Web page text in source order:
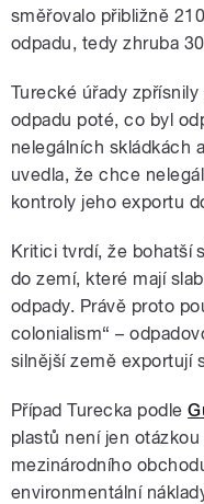
směřovalo přibližně
odpadu, tedy zhruba
Turecké úřady
odpadu poté, co byl
nelegálních skládkách
uvedla, že chce
kontroly jeho exportu
Kritici tvrdí, že bohatší
do zemí, které mají
odpady. Právě proto
colonialism“ –
silnější země exportují
Případ Turecka podle
plastů není jen
mezinárodního
environmentální